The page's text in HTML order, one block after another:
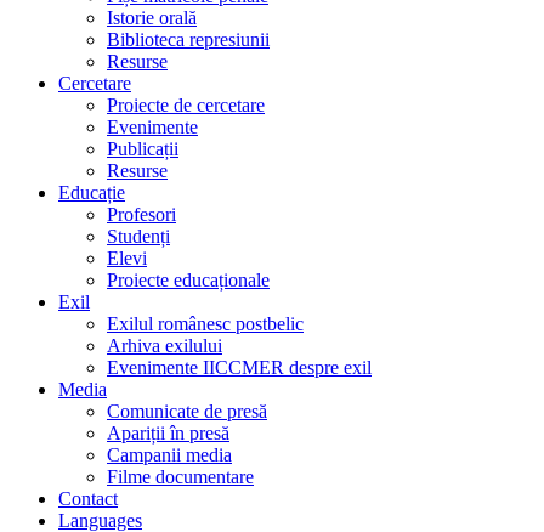
Istorie orală
Biblioteca represiunii
Resurse
Cercetare
Proiecte de cercetare
Evenimente
Publicații
Resurse
Educație
Profesori
Studenți
Elevi
Proiecte educaționale
Exil
Exilul românesc postbelic
Arhiva exilului
Evenimente IICCMER despre exil
Media
Comunicate de presă
Apariții în presă
Campanii media
Filme documentare
Contact
Languages